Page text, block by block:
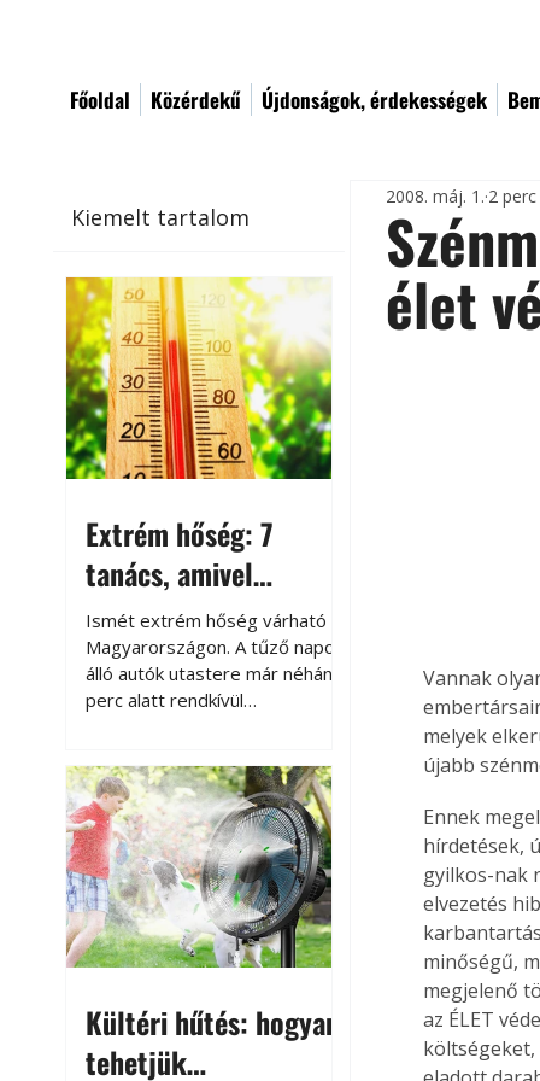
Főoldal Közérdekű Újdonságok, érdekességek
Kiemelt tartalom
Extrém hőség: 7
tanács, amivel
megóvhatjuk
autónkat a nyári
károktól
Ismét extrém hőség várható
Magyarországon. A tűző napon
álló autók utastere már néhány
perc alatt rendkívül
megközelítheti. Ez nemcsak a
beszállást teszi kellemetlenné,
hanem az autó állapotára és a
benne hagyott tárgyakra is
káros hatással lehet. Néhány
egyszerű óvintézkedéssel
azonban jelentősen
csökkenthetjük a hőség káros
Kültéri hűtés: hogyan
tehetjük
élet
2008. máj. 1. 2
Vannak
melyek
újabb
Ennek
hírdetések,
gyilkos-
elvezetés
minőségű,
megjelenő
az ÉLET